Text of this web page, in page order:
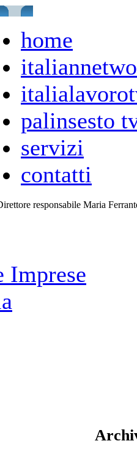
home
palinsesto
servizi
contatti
responsabile Maria
Imprese